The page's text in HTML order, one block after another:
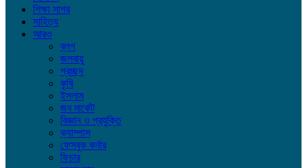
শিক্ষা সাগর
সাহিত্য
আরও
ব্লগ
জলবায়ু
প্রচ্ছদ
কৃষি
ইসলাম
জব মার্কেট
বিজ্ঞান ও প্রযুক্তি
ক্যাম্পাস
ফেসবুক কর্নার
ফিচার